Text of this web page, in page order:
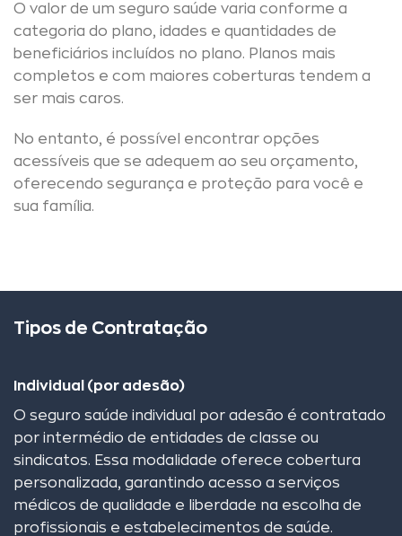
O valor de um seguro saúde varia conforme a
categoria do plano, idades e quantidades de
beneficiários incluídos no plano. Planos mais
completos e com maiores coberturas tendem a
ser mais caros.
No entanto, é possível encontrar opções
acessíveis que se adequem ao seu orçamento,
oferecendo segurança e proteção para você e
sua família.
Tipos de Contratação
Individual (por adesão)
O seguro saúde individual por adesão é contratado
por intermédio de entidades de classe ou
sindicatos. Essa modalidade oferece cobertura
personalizada, garantindo acesso a serviços
médicos de qualidade e liberdade na escolha de
profissionais e estabelecimentos de saúde.